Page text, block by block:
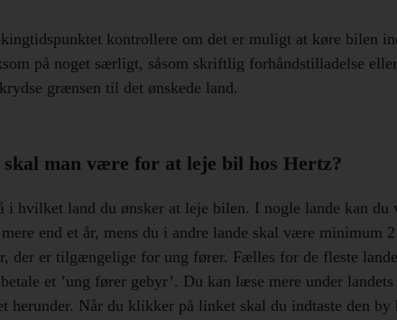
kontrollere om det er muligt at køre bilen
på noget særligt, såsom skriftlig forhåndstilladelse
grænsen til det ønskede land.
man være for at leje bil hos Hertz?
i hvilket land du ønsker at leje bilen. I nogle lande kan
end et år, mens du i andre lande skal være minimum
der er tilgængelige for ung fører. Fælles for de fleste
et ’ung fører gebyr’. Du kan læse mere under
herunder. Når du klikker på linket skal du indtaste den